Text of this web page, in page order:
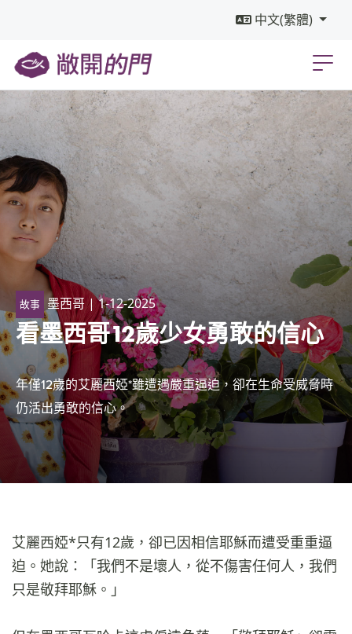
中文(繁體)
故事 墨西哥| 1-12-2025
看墨西哥12歲少女勇敢的信心
年僅12歲的艾麗西婭*雖遭遇嚴重逼迫，卻在生命受威脅時
仍活出勇敢的信心。
艾麗西婭*只有12歲，卻已因相信耶穌而遭受重重逼
迫。她說：「我們不是壞人，從不傷害任何人，我們
只是敬拜耶穌。」